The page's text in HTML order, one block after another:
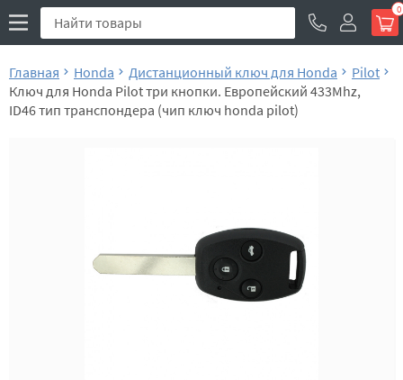
0
Главная Honda Дистанционный ключ для Honda
Pilot
Ключ для Honda Pilot три кнопки. Европейский 433Mhz,
ID46 тип транспондера (чип ключ honda pilot)